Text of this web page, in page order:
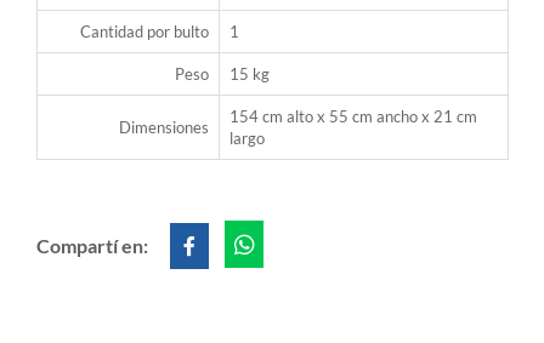
Cantidad por bulto 1
Peso 15 kg
Dimensiones
154 cm alto x 55 cm ancho x 21 cm
largo
Compartí en: